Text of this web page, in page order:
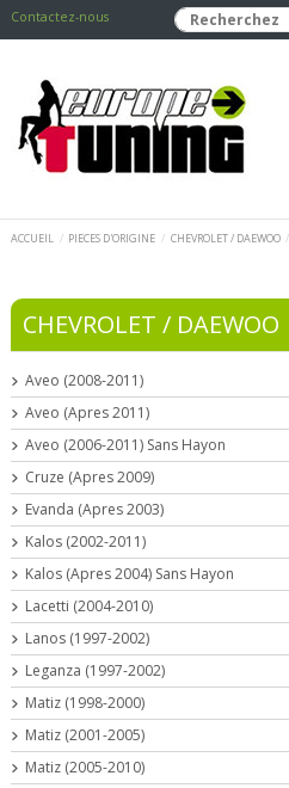
Contactez-nous
ACCUEIL PIECES D'ORIGINE CHEVROLET / DAEWOO
CHEVROLET / DAEWOO
Aveo (2008-2011)
Aveo (Apres 2011)
Aveo (2006-2011) Sans Hayon
Cruze (Apres 2009)
Evanda (Apres 2003)
Kalos (2002-2011)
Kalos (Apres 2004) Sans Hayon
Lacetti (2004-2010)
Lanos (1997-2002)
Leganza (1997-2002)
Matiz (1998-2000)
Matiz (2001-2005)
Matiz (2005-2010)